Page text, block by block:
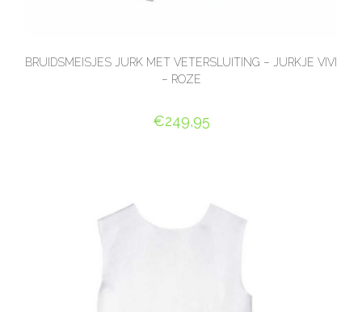
BRUIDSMEISJES JURK MET VETERSLUITING – JURKJE VIVI
– ROZE
€249,95